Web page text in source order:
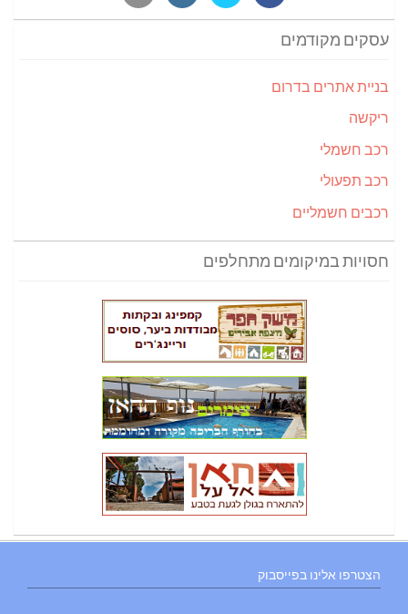
עסקים מקודמים
בניית אתרים בדרום
ריקשה
רכב חשמלי
רכב תפעולי
רכבים חשמליים
חסויות במיקומים מתחלפים
הצטרפו אלינו בפייסבוק